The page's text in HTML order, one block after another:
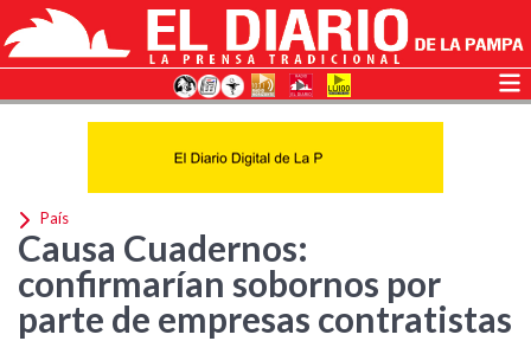
País
Causa Cuadernos:
confirmarían sobornos por
parte de empresas contratistas